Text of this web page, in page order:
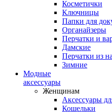
Косметички
Ключницы
Папки для
Органайзеры
Перчатки и
Дамские
Перчатки из
Зимние
Модные
аксессуары
Женщинам
Аксессуары
Кошельки